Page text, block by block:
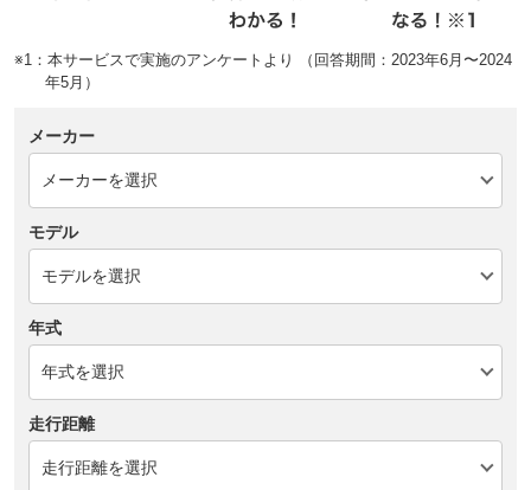
※1：本サービスで実施のアンケートより （回答期間：2023年6月〜2024
年5月）
メーカー
モデル
年式
走行距離